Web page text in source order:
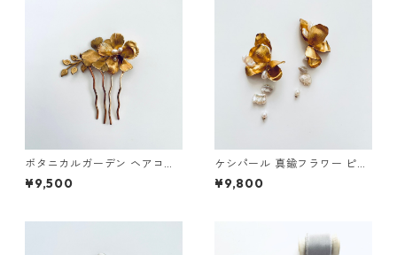
ボタニカルガーデン ヘアコー
ム
¥9,500
ケシパール 真鍮フラワー ピア
ス
¥9,800